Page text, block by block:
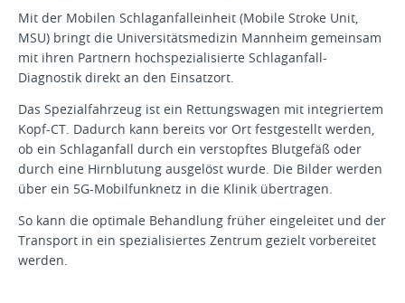
Mit der Mobilen Schlaganfalleinheit (Mobile Stroke Unit,
MSU) bringt die Universitätsmedizin Mannheim gemeinsam
mit ihren Partnern hochspezialisierte Schlaganfall-
Diagnostik direkt an den Einsatzort.
Das Spezialfahrzeug ist ein Rettungswagen mit integriertem
Kopf-CT. Dadurch kann bereits vor Ort festgestellt werden,
ob ein Schlaganfall durch ein verstopftes Blutgefäß oder
durch eine Hirnblutung ausgelöst wurde. Die Bilder werden
über ein 5G-Mobilfunknetz in die Klinik übertragen.
So kann die optimale Behandlung früher eingeleitet und der
Transport in ein spezialisiertes Zentrum gezielt vorbereitet
werden.